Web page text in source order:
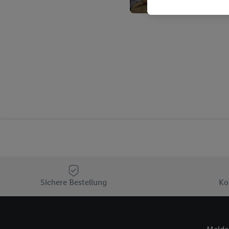
Sichere Bestellung
Kaufverhalten in den
genauen
Hierzu wird von uns
Adresse in
den Lidl-Diensten
Wenn das der Fall ist,
Kundenkonto-
Insbesondere können